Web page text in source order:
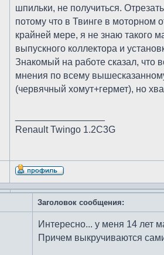
шпильки, не получиться.
потому что в Твинге в моторном
крайней мере, я не знаю такого
выпускного коллектора и
Знакомый на работе сказал, что
мнения по всему
(червячный хомут+гермет), но
Renault Twingo 1.2C3G
Заголовок сообщения:
Интересно... у меня 14 лет
Причем выкручиваются